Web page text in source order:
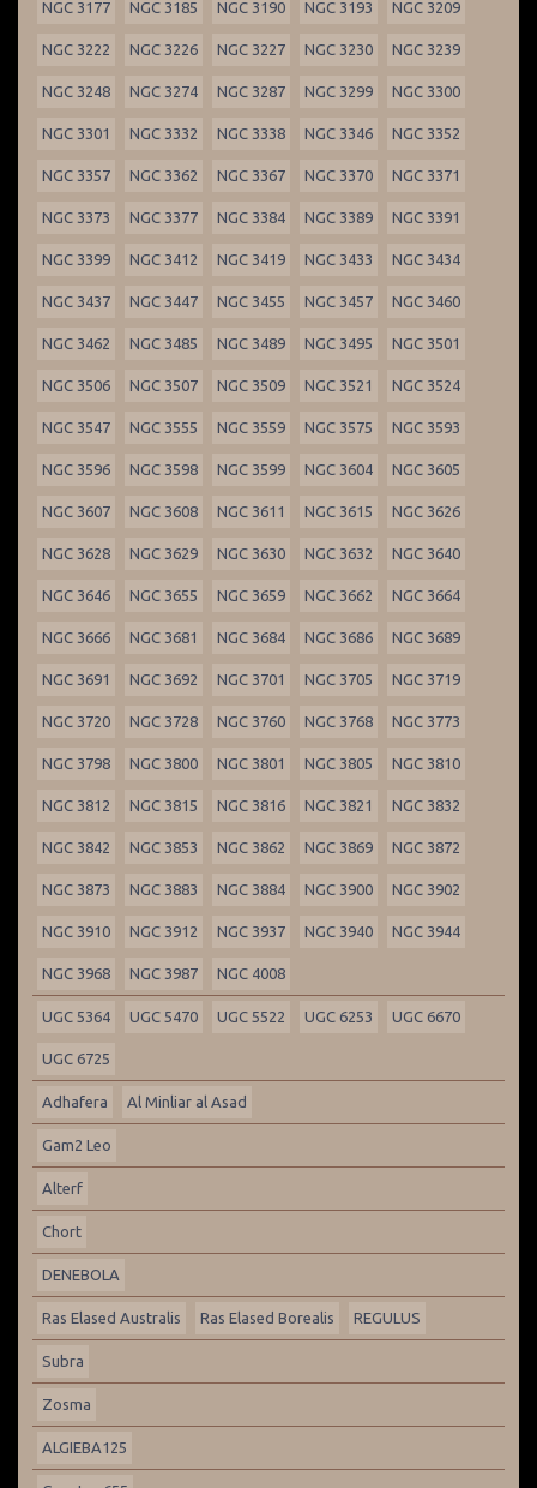
NGC 3177 NGC 3185 NGC 3190 NGC 3193 NGC 3209
NGC 3222 NGC 3226 NGC 3227 NGC 3230 NGC 3239
NGC 3248 NGC 3274 NGC 3287 NGC 3299 NGC 3300
NGC 3301 NGC 3332 NGC 3338 NGC 3346 NGC 3352
NGC 3357 NGC 3362 NGC 3367 NGC 3370 NGC 3371
NGC 3373 NGC 3377 NGC 3384 NGC 3389 NGC 3391
NGC 3399 NGC 3412 NGC 3419 NGC 3433 NGC 3434
NGC 3437 NGC 3447 NGC 3455 NGC 3457 NGC 3460
NGC 3462 NGC 3485 NGC 3489 NGC 3495 NGC 3501
NGC 3506 NGC 3507 NGC 3509 NGC 3521 NGC 3524
NGC 3547 NGC 3555 NGC 3559 NGC 3575 NGC 3593
NGC 3596 NGC 3598 NGC 3599 NGC 3604 NGC 3605
NGC 3607 NGC 3608 NGC 3611 NGC 3615 NGC 3626
NGC 3628 NGC 3629 NGC 3630 NGC 3632 NGC 3640
NGC 3646 NGC 3655 NGC 3659 NGC 3662 NGC 3664
NGC 3666 NGC 3681 NGC 3684 NGC 3686 NGC 3689
NGC 3691 NGC 3692 NGC 3701 NGC 3705 NGC 3719
NGC 3720 NGC 3728 NGC 3760 NGC 3768 NGC 3773
NGC 3798 NGC 3800 NGC 3801 NGC 3805 NGC 3810
NGC 3812 NGC 3815 NGC 3816 NGC 3821 NGC 3832
NGC 3842 NGC 3853 NGC 3862 NGC 3869 NGC 3872
NGC 3873 NGC 3883 NGC 3884 NGC 3900 NGC 3902
NGC 3910 NGC 3912 NGC 3937 NGC 3940 NGC 3944
NGC 3968 NGC 3987 NGC 4008
UGC 5364 UGC 5470 UGC 5522 UGC 6253 UGC 6670
UGC 6725
Adhafera Al Minliar al Asad
Gam2 Leo
Alterf
Chort
DENEBOLA
Ras Elased Australis Ras Elased Borealis REGULUS
Subra
Zosma
ALGIEBA125